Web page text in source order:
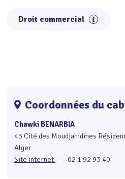
Droit commercial
Coordonnées du
Chawki BENARBIA
43 Cité des Moudjahidines
Alger
Site internet
- 02 1 92 93 40